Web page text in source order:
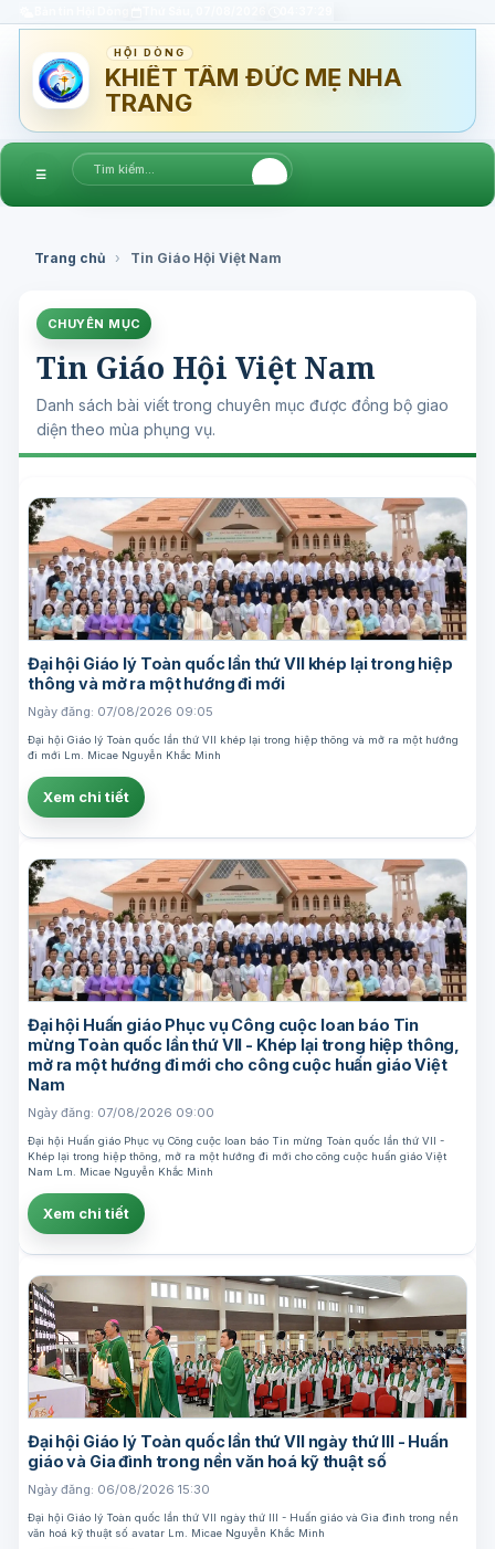
HỘI DÒNG
KHIẾT TÂM ĐỨC MẸ NHA
TRANG
☰
Trang chủ › Tin Giáo Hội Việt Nam
CHUYÊN MỤC
Tin Giáo Hội Việt Nam
Danh sách bài viết trong chuyên mục được đồng bộ giao
diện theo mùa phụng vụ.
Đại hội Giáo lý Toàn quốc lần thứ VII khép lại trong hiệp
thông và mở ra một hướng đi mới
Ngày đăng: 07/08/2026 09:05
Đại hội Giáo lý Toàn quốc lần thứ VII khép lại trong hiệp thông và mở ra một hướng
đi mới Lm. Micae Nguyễn Khắc Minh
Xem chi tiết
Đại hội Huấn giáo Phục vụ Công cuộc loan báo Tin
mừng Toàn quốc lần thứ VII - Khép lại trong hiệp thông,
mở ra một hướng đi mới cho công cuộc huấn giáo Việt
Nam
Ngày đăng: 07/08/2026 09:00
Đại hội Huấn giáo Phục vụ Công cuộc loan báo Tin mừng Toàn quốc lần thứ VII -
Khép lại trong hiệp thông, mở ra một hướng đi mới cho công cuộc huấn giáo Việt
Nam Lm. Micae Nguyễn Khắc Minh
Xem chi tiết
Đại hội Giáo lý Toàn quốc lần thứ VII ngày thứ III - Huấn
giáo và Gia đình trong nền văn hoá kỹ thuật số
Ngày đăng: 06/08/2026 15:30
Đại hội Giáo lý Toàn quốc lần thứ VII ngày thứ III - Huấn giáo và Gia đình trong nền
văn hoá kỹ thuật số avatar Lm. Micae Nguyễn Khắc Minh